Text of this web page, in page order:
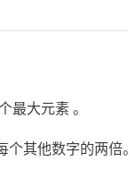
最大元素 。
其他数字的两倍。